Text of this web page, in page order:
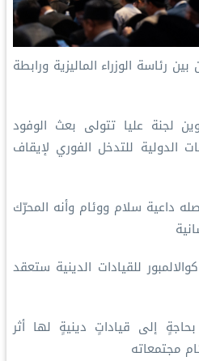
رئاسة الوزراء الماليزية ورابطة
لجنة عليا تتولى بعث الوفود
الدولية للتدخل الفوري لإيقاف
داعية سلام ووئام وأنه المحرّك
للقيادات الدينية ستعقد
إلى قياداتٍ دينيةٍ لها أثر
مجتمعاته